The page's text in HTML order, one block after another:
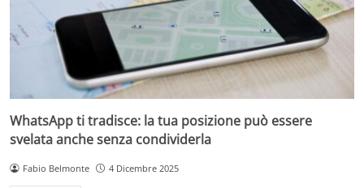
WhatsApp ti tradisce: la tua posizione può essere
svelata anche senza condividerla
Fabio Belmonte 4 Dicembre 2025